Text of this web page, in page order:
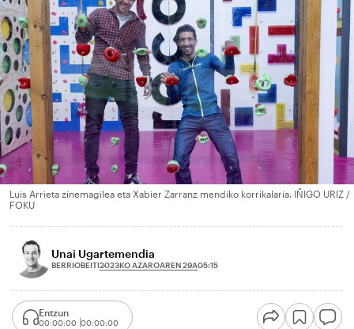
Luis Arrieta zinemagilea eta Xabier Zarranz mendiko korrikalaria. IÑIGO URIZ /
FOKU
Unai Ugartemendia
BERRIOBEITI2023KO AZAROAREN 29A05:15
Entzun
00:00:00 00:00:00